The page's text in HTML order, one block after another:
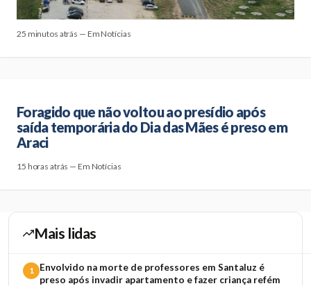
25 minutos atrás — Em Notícias
Foragido que não voltou ao presídio após
saída temporária do Dia das Mães é preso em
Araci
15 horas atrás — Em Notícias
Mais lidas
1
Envolvido na morte de professores em Santaluz é
preso após invadir apartamento e fazer criança refém